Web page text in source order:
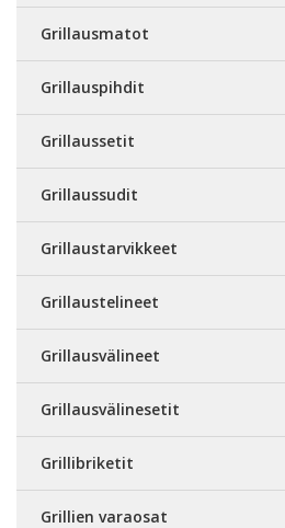
Grillausmatot
Grillauspihdit
Grillaussetit
Grillaussudit
Grillaustarvikkeet
Grillaustelineet
Grillausvälineet
Grillausvälinesetit
Grillibriketit
Grillien varaosat